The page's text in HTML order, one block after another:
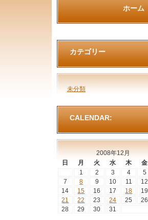
ホーム
カテゴリー
未分類
CALENDAR:
2008年12月
日
月 火 水 木 金
1
2 3 4 5
7
8 9 10 11 12
14
15 16 17 18 19
21
22 23 24 25 26
28
29 30 31